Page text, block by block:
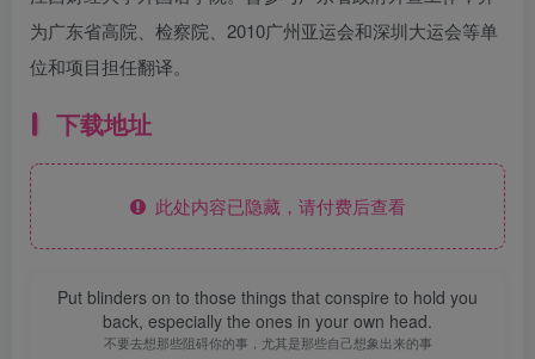
为广东省高院、检察院、2010广州亚运会和深圳大运会等单
位和项目担任翻译。
下载地址
此处内容已隐藏，请付费后查看
Put blinders on to those things that conspire to hold you
back, especially the ones in your own head.
不要去想那些阻碍你的事，尤其是那些自己想象出来的事